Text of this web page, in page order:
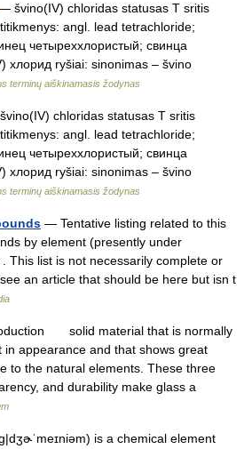
švino(IV) chloridas statusas T sritis
angl. lead tetrachloride;
четыреххлористый; свинца
хлорид ryšiai: sinonimas – švino
terminų aiškinamasis žodynas
chloridas statusas T sritis
angl. lead tetrachloride;
четыреххлористый; свинца
хлорид ryšiai: sinonimas – švino
terminų aiškinamasis žodynas
— Tentative listing related to this
by element (presently under
This list is not necessarily complete or
an article that should be here but isn t
solid material that is normally
in appearance and that shows great
to the natural elements. These three
and durability make glass a
is a chemical element